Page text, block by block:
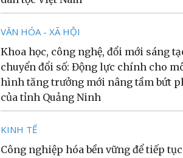
VĂN HÓA - XÃ HỘI
Khoa học, công nghệ, đổi mới sáng
chuyển đổi số: Động lực chính cho
hình tăng trưởng mới nâng tầm bứt
của tỉnh Quảng Ninh
KINH TẾ
Công nghiệp hóa bền vững để tiếp